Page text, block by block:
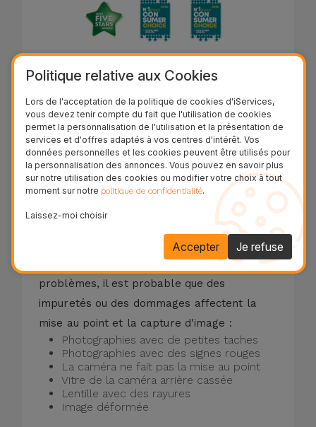
Processus de réparation
La lentille de la caméra arrière de votre
est essentielle pour
capturer les moments du quotidien avec
Si votre équipement présente l'un de ces
problèmes, il est probable que des
impuretés ou des dommages affectent la
mise au point et la capture d'image :
Photographies avec de petites taches
Photographies avec des signes rouges
La caméra ne fait pas la mise au point
Vitre de la caméra arrière cassée
Lentille avec des rayures
Image déformée
Politique relative aux Cookies
Lors de l'acceptation de la politique de cookies d'iServices,
vous devez tenir compte du fait que l'utilisation de cookies
permet la personnalisation de l'utilisation et la présentation de
services et d'offres adaptés à vos centres d'intérêt. Vos
données personnelles et les cookies peuvent être utilisés pour
la personnalisation des annonces. Vous pouvez en savoir plus
sur notre utilisation des cookies ou modifier votre choix à tout
moment sur notre politique de confidentialité.
Laissez-moi choisir
Je refuse
Accepter